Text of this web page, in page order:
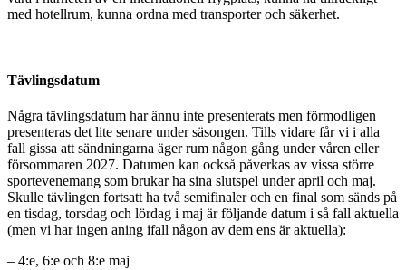
med hotellrum, kunna ordna med transporter och säkerhet.
Tävlingsdatum
Några tävlingsdatum har ännu inte presenterats men förmodligen
presenteras det lite senare under säsongen. Tills vidare får vi i alla
fall gissa att sändningarna äger rum någon gång under våren eller
försommaren 2027. Datumen kan också påverkas av vissa större
sportevenemang som brukar ha sina slutspel under april och maj.
Skulle tävlingen fortsatt ha två semifinaler och en final som sänds på
en tisdag, torsdag och lördag i maj är följande datum i så fall aktuella
(men vi har ingen aning ifall någon av dem ens är aktuella):
– 4:e, 6:e och 8:e maj